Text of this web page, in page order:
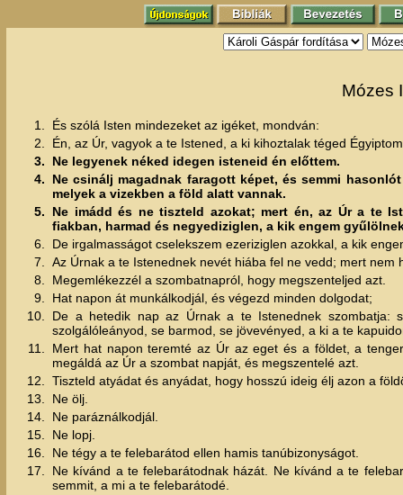
Mózes
1.
És szólá Isten mindezeket az igéket, mondván:
2.
Én, az Úr, vagyok a te Istened, a ki kihoztalak téged
3.
Ne legyenek néked idegen isteneid én előttem.
4.
Ne csinálj magadnak faragott képet, és semmi
melyek a vizekben a föld alatt vannak.
5.
Ne imádd és ne tiszteld azokat; mert én, az Úr a te
fiakban, harmad és negyediziglen, a kik engem
6.
De irgalmasságot cselekszem ezeriziglen azokkal, a kik
7.
Az Úrnak a te Istenednek nevét hiába fel ne vedd; mert
8.
Megemlékezzél a szombatnapról, hogy megszenteljed azt.
9.
Hat napon át munkálkodjál, és végezd minden dolgodat;
10.
De a hetedik nap az Úrnak a te Istenednek
szolgálóleányod, se barmod, se jövevényed, a ki a te
11.
Mert hat napon teremté az Úr az eget és a földet, a
megáldá az Úr a szombat napját, és megszentelé azt.
12.
Tiszteld atyádat és anyádat, hogy hosszú ideig élj azon a
13.
Ne ölj.
14.
Ne paráználkodjál.
15.
Ne lopj.
16.
Ne tégy a te felebarátod ellen hamis tanúbizonyságot.
17.
Ne kívánd a te felebarátodnak házát. Ne kívánd a te
semmit, a mi a te felebarátodé.